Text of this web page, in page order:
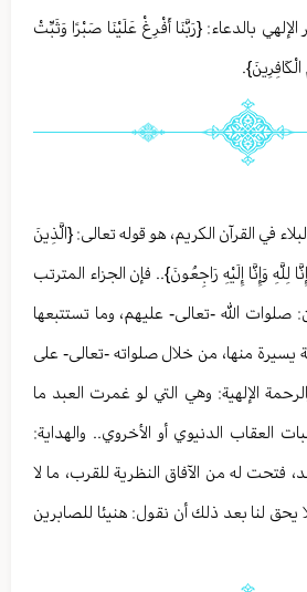
بالدعاء: {رَبَّنَا أَفْرِغْ عَلَيْنَا صَبْرًا وَثَبِّتْ
في القرآن الكريم، هو قوله تعالى: {الَّذِينَ
لِلَّهِ وَإِنَّا إِلَيْهِ رَاجِعُونَ}.. فإن الجزاء المترتب
الله -تعالى- عليهم، وما تستتبعها
يسيرة منها، من خلال صلواته -تعالى- على
الإلهية: وهي التي لو غمرت العبد ما
العقاب الدنيوي أو الأخروي.. والهداية:
فتحت له من الآفاق النظرية للقرب، ما لا
لنا بعد ذلك أن نقول: هنيئا للصابرين